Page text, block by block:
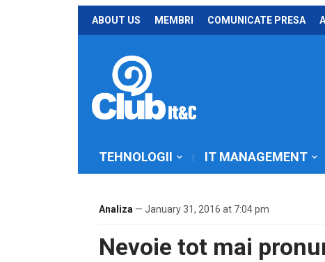
ABOUT US MEMBRI COMUNICATE PRESA
TEHNOLOGII IT MANAGEMENT
Analiza — January 31, 2016 at 7:04 pm
Nevoie tot mai